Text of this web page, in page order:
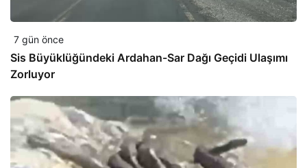
7 gün önce
Sis Büyüklüğündeki Ardahan-Sar Dağı Geçidi Ulaşımı
Zorluyor